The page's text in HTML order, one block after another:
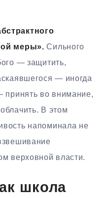
меры». Сильного
— защитить,
— иногда
принять во внимание,
В этом
напоминала не
верховной власти.
школа